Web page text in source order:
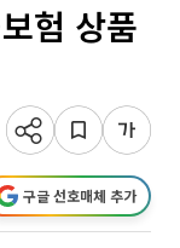
험 상품
구글 선호매체 추가